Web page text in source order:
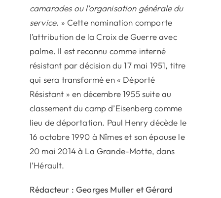
camarades ou l’organisation générale du
service. » Cette nomination comporte
l’attribution de la Croix de Guerre avec
palme. Il est reconnu comme interné
résistant par décision du 17 mai 1951, titre
qui sera transformé en « Déporté
Résistant » en décembre 1955 suite au
classement du camp d’Eisenberg comme
lieu de déportation. Paul Henry décède le
16 octobre 1990 à Nîmes et son épouse le
20 mai 2014 à La Grande-Motte, dans
l’Hérault.
Rédacteur : Georges Muller et Gérard